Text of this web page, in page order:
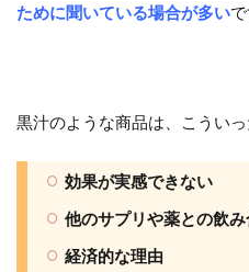
ために聞いている場合が多いで
黒汁のような商品は、こうい
効果が実感できない
他のサプリや薬との飲
経済的な理由